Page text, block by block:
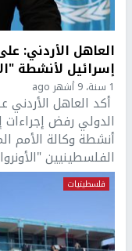
العاهل الأردني:
إسرائيل لأنشطة
1 سنة، 9 أشهر ago
أكد العاهل الأردني
الدولي رفض إجراءات
أنشطة وكالة الأمم
الفلسطينيين
فلسطينيات